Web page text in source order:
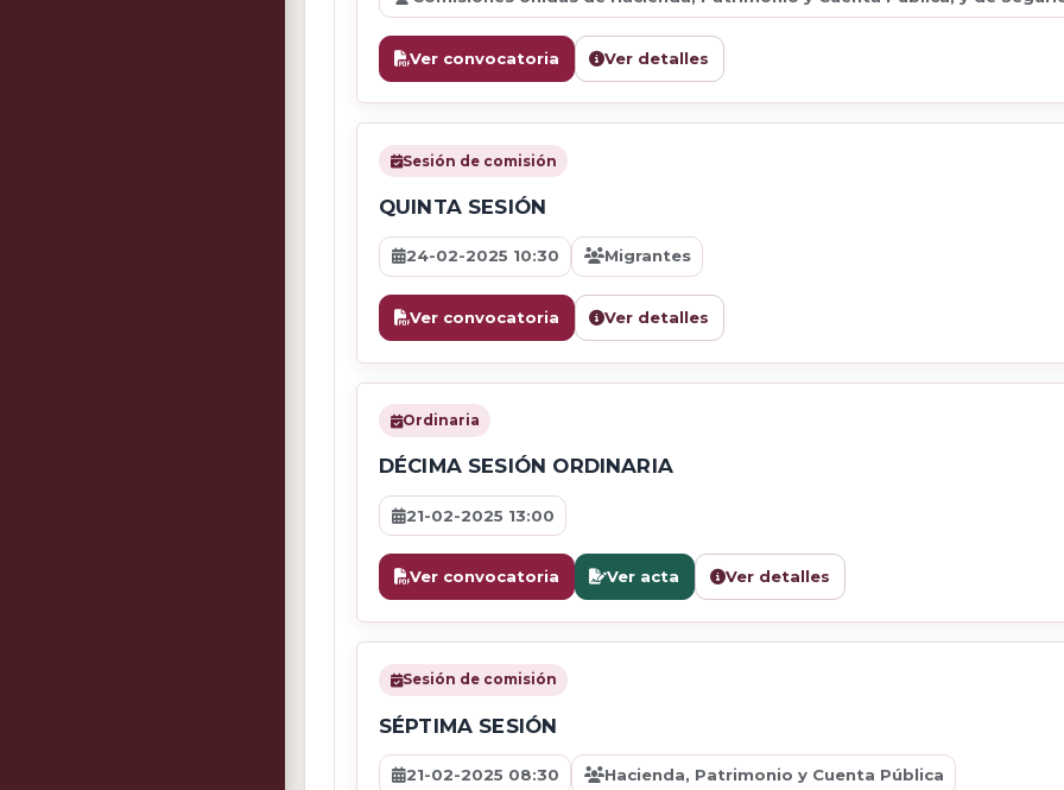
Ver convocatoria Ver detalles
Sesión de comisión
QUINTA SESIÓN
24-02-2025 10:30 Migrantes
Ver convocatoria Ver detalles
Ordinaria
DÉCIMA SESIÓN ORDINARIA
21-02-2025 13:00
Ver convocatoria Ver acta Ver detalles
Sesión de comisión
SÉPTIMA SESIÓN
21-02-2025 08:30 Hacienda, Patrimonio y Cuenta Pública